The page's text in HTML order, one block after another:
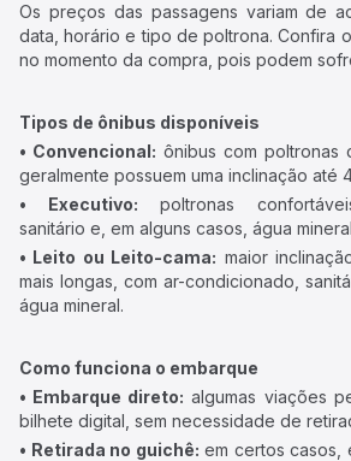
Os preços das passagens variam de
data, horário e tipo de poltrona. Confira
no momento da compra, pois podem
Tipos de ônibus disponíveis
• Convencional: ônibus com poltronas
geralmente possuem uma inclinação até
• Executivo: poltronas
sanitário e, em alguns casos, água
• Leito ou Leito-cama: maior
mais longas, com ar-condicionado,
água mineral.
Como funciona o embarque
• Embarque direto: algumas viações
bilhete digital, sem necessidade de
• Retirada no guichê: em certos casos,